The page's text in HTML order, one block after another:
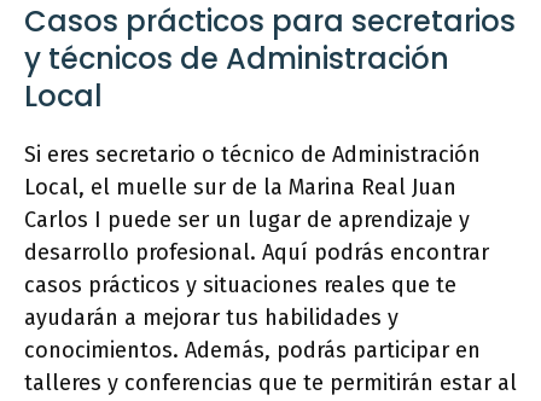
Casos prácticos para secretarios
y técnicos de Administración
Local
Si eres secretario o técnico de Administración
Local, el muelle sur de la Marina Real Juan
Carlos I puede ser un lugar de aprendizaje y
desarrollo profesional. Aquí podrás encontrar
casos prácticos y situaciones reales que te
ayudarán a mejorar tus habilidades y
conocimientos. Además, podrás participar en
talleres y conferencias que te permitirán estar al